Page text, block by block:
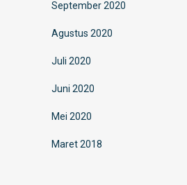
September 2020
Agustus 2020
Juli 2020
Juni 2020
Mei 2020
Maret 2018